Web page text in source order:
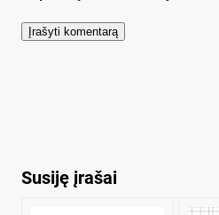
Susiję įrašai